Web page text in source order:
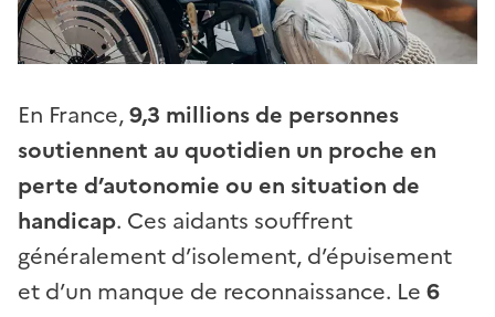
En France,9,3 millions de personnes
soutiennent au quotidien un proche en
perte d’autonomie ou en situation de
handicap. Ces aidants souffrent
généralement d’isolement, d’épuisement
et d’un manque de reconnaissance. Le 6